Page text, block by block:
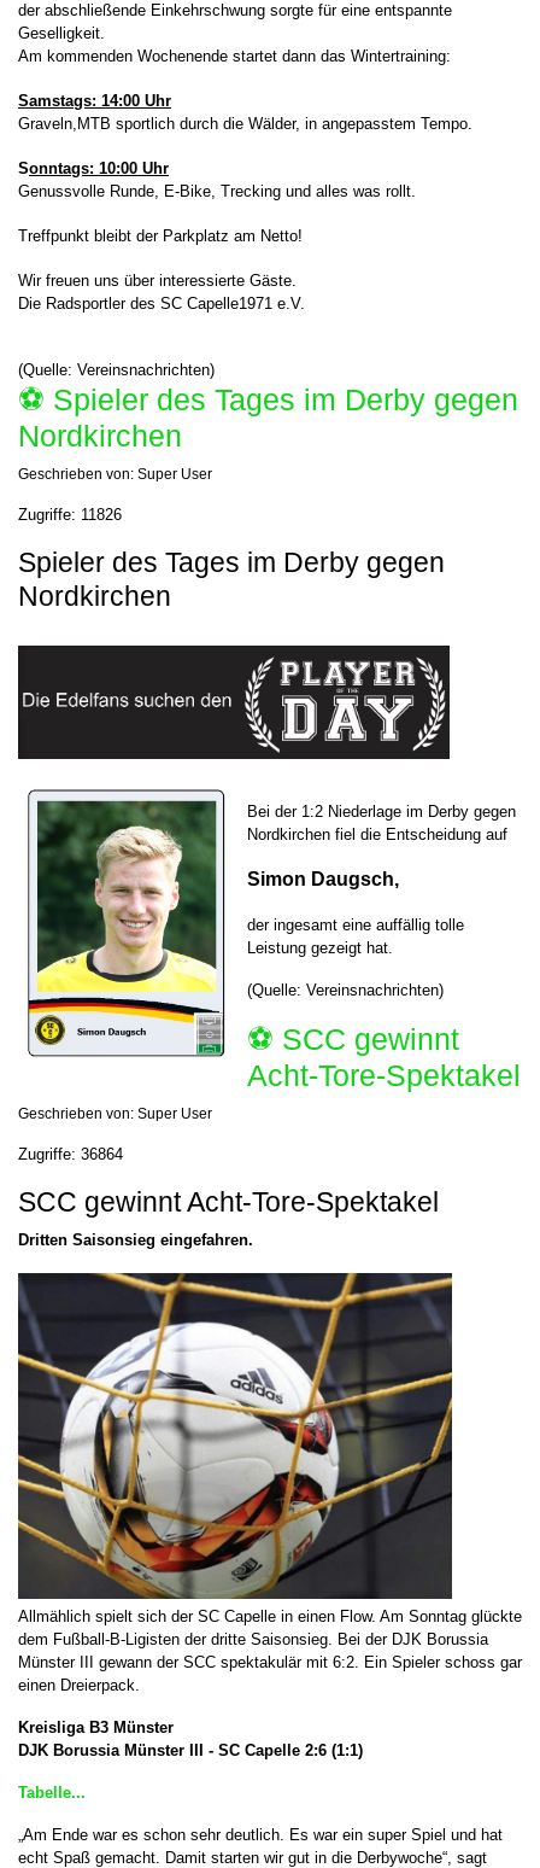
der abschließende Einkehrschwung sorgte für eine entspannte
Geselligkeit.
Am kommenden Wochenende startet dann das Wintertraining:
Samstags: 14:00 Uhr
Graveln,MTB sportlich durch die Wälder, in angepasstem Tempo.
Sonntags: 10:00 Uhr
Genussvolle Runde, E-Bike, Trecking und alles was rollt.
Treffpunkt bleibt der Parkplatz am Netto!
Wir freuen uns über interessierte Gäste.
Die Radsportler des SC Capelle1971 e.V.
(Quelle: Vereinsnachrichten)
⚽️ Spieler des Tages im Derby gegen
Nordkirchen
Geschrieben von: Super User
Zugriffe: 11826
Spieler des Tages im Derby gegen
Nordkirchen
Bei der 1:2 Niederlage im Derby gegen
Nordkirchen fiel die Entscheidung auf
Simon Daugsch,
der ingesamt eine auffällig tolle
Leistung gezeigt hat.
(Quelle: Vereinsnachrichten)
⚽️ SCC gewinnt
Acht-Tore-Spektakel
Geschrieben von: Super User
Zugriffe: 36864
SCC gewinnt Acht-Tore-Spektakel
Dritten Saisonsieg eingefahren.
Allmählich spielt sich der SC Capelle in einen Flow. Am Sonntag glückte
dem Fußball-B-Ligisten der dritte Saisonsieg. Bei der DJK Borussia
Münster III gewann der SCC spektakulär mit 6:2. Ein Spieler schoss gar
einen Dreierpack.
Kreisliga B3 Münster
DJK Borussia Münster III - SC Capelle 2:6 (1:1)
Tabelle...
„Am Ende war es schon sehr deutlich. Es war ein super Spiel und hat
echt Spaß gemacht. Damit starten wir gut in die Derbywoche“, sagt